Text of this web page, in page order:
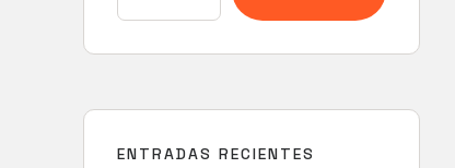
ENTRADAS RECIENTES